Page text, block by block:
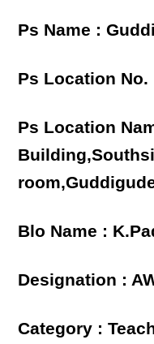
Ps Name :
Ps Location No.
Ps Location
Blo Name :
Designation :
Category :